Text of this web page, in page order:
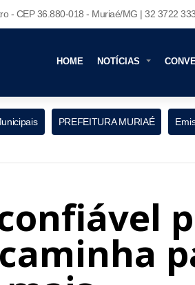
- CEP 36.880-018 - Muriaé/MG | 32 3722
HOME NOTÍCIAS
PREFEITURA MURIAÉ